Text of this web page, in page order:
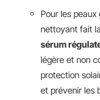
Pour les peaux
nettoyant fait
sérum
légère et non
protection
et prévenir les